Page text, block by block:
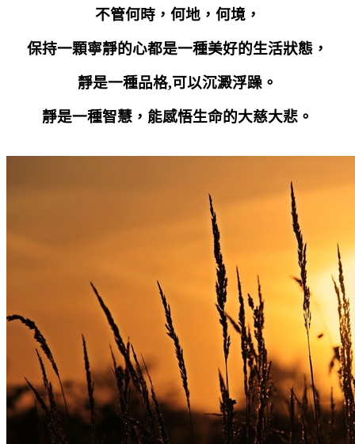
不管何時，何地，何境，
保持一顆寧靜的心都是一種美好的生活狀態，
靜是一種品格,可以沉澱浮躁。
靜是一種智慧，能感悟生命的大慈大悲。